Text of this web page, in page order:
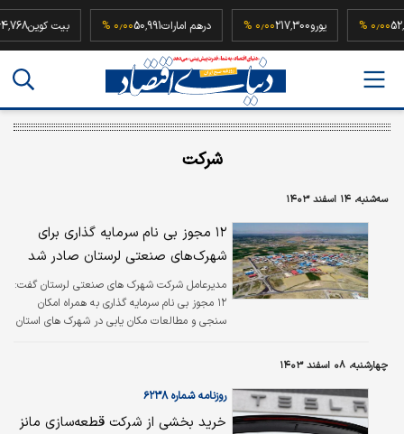
یورو217,300 درهم امارات50,991 بیت
شرکت
سه‌شنبه، ۱۴ اسفند ۱۴۰۳
۱۲ مجوز بی نام سرمایه گذاری برای
شهرک‌های صنعتی لرستان صادر شد
مدیرعامل شرکت شهرک های صنعتی لرستان گفت:
۱۲ مجوز بی نام سرمایه گذاری به همراه امکان
سنجی و مطالعات مکان یابی در شهرک های استان
چهارشنبه، ۰۸ اسفند ۱۴۰۳
روزنامه شماره ۶۲۳۸
خرید بخشی از شرکت قطعه‌سازی مانز